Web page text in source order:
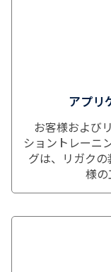
アプリ
お客様および
ショントレーニ
グは、リガク
様の